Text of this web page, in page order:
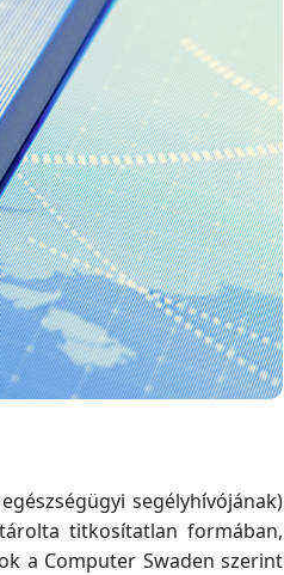
segélyhívójának)
titkosítatlan formában,
a Computer Swaden szerint